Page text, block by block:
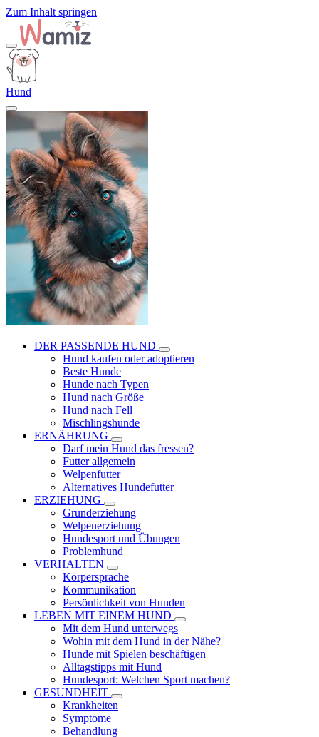
Zum Inhalt springen
Hund
DER PASSENDE HUND
Hund kaufen oder adoptieren
Beste Hunde
Hunde nach Typen
Hund nach Größe
Hund nach Fell
Mischlingshunde
ERNÄHRUNG
Darf mein Hund das fressen?
Futter allgemein
Welpenfutter
Alternatives Hundefutter
ERZIEHUNG
Grunderziehung
Welpenerziehung
Hundesport und Übungen
Problemhund
VERHALTEN
Körpersprache
Kommunikation
Persönlichkeit von Hunden
LEBEN MIT EINEM HUND
Mit dem Hund unterwegs
Wohin mit dem Hund in der Nähe?
Hunde mit Spielen beschäftigen
Alltagstipps mit Hund
Hundesport: Welchen Sport machen?
GESUNDHEIT
Krankheiten
Symptome
Behandlung